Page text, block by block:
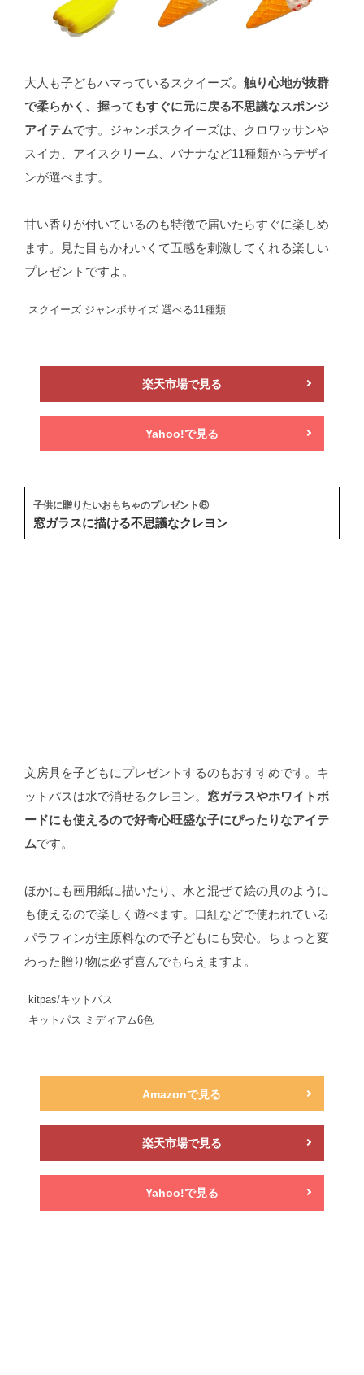
大人も子どもハマっているスクイーズ。 触り心地が抜群
で柔らかく、握ってもすぐに元に戻る不思議なスポンジ
アイテムです。ジャンボスクイーズは、クロワッサンや
スイカ、アイスクリーム、バナナなど11種類からデザイ
ンが選べます。
甘い香りが付いているのも特徴で届いたらすぐに楽しめ
ます。見た目もかわいくて五感を刺激してくれる楽しい
プレゼントですよ。
スクイーズ ジャンボサイズ 選べる11種類
楽天市場で見る
Yahoo!で見る
子供に贈りたいおもちゃのプレゼント⑧
窓ガラスに描ける不思議なクレヨン
文房具を子どもにプレゼントするのもおすすめです。キ
ットパスは水で消せるクレヨン。 窓ガラスやホワイトボ
ードにも使えるので好奇心旺盛な子にぴったりなアイテ
ムです。
ほかにも画用紙に描いたり、水と混ぜて絵の具のように
も使えるので楽しく遊べます。口紅などで使われている
パラフィンが主原料なので子どもにも安心。ちょっと変
わった贈り物は必ず喜んでもらえますよ。
kitpas/キットパス
キットパス ミディアム6色
Amazonで見る
楽天市場で見る
Yahoo!で見る